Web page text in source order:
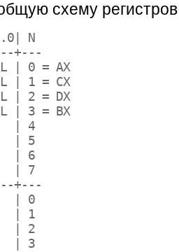
схему
N
+---
| 0 = AX
| 1 = CX
| 2 = DX
| 3 = BX
| 4
| 5
| 6
| 7
+---
| 0
| 1
| 2
| 3